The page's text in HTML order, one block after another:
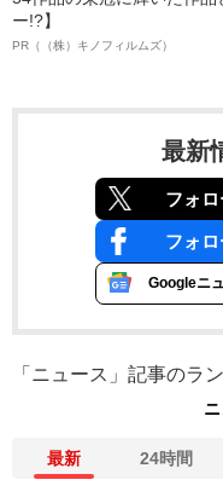
ー!?】
PR（（株）キノフィルムズ）
最新
フォロ
フォロ
Googleニ
「ニュース」記事のラ
最新 24時間